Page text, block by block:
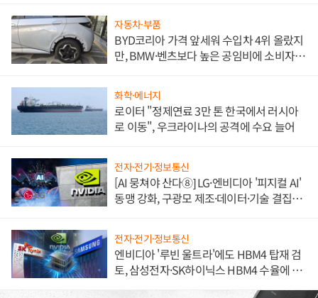
자동차·부품
BYD코리아 가격 앞세워 수입차 4위 올랐지
만, BMW·벤츠보다 높은 공임비에 소비자
화학·에너지
로이터 "정제연료 3만 톤 한국에서 러시아
로 이동", 우크라이나의 공격에 수요 늘어
전자·전기·정보통신
[AI 뭉쳐야 산다⑧] LG·엔비디아 '피지컬 AI'
동맹 강화, 구광모 제조·데이터·기술 결집
전자·전기·정보통신
엔비디아 '루빈 울트라'에도 HBM4 탑재 검
토, 삼성전자·SK하이닉스 HBM4 수율에 주